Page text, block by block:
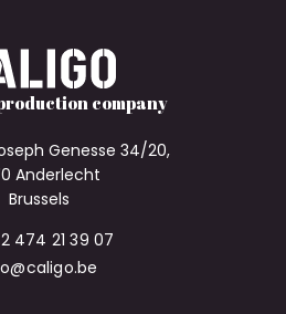
company
Genesse 34/20,
Anderlecht
Brussels
474 21 39 07